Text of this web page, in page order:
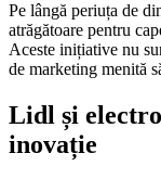
Pe lângă periuța de
atrăgătoare pentru
Aceste inițiative nu
de marketing menită
Lidl și
inovație